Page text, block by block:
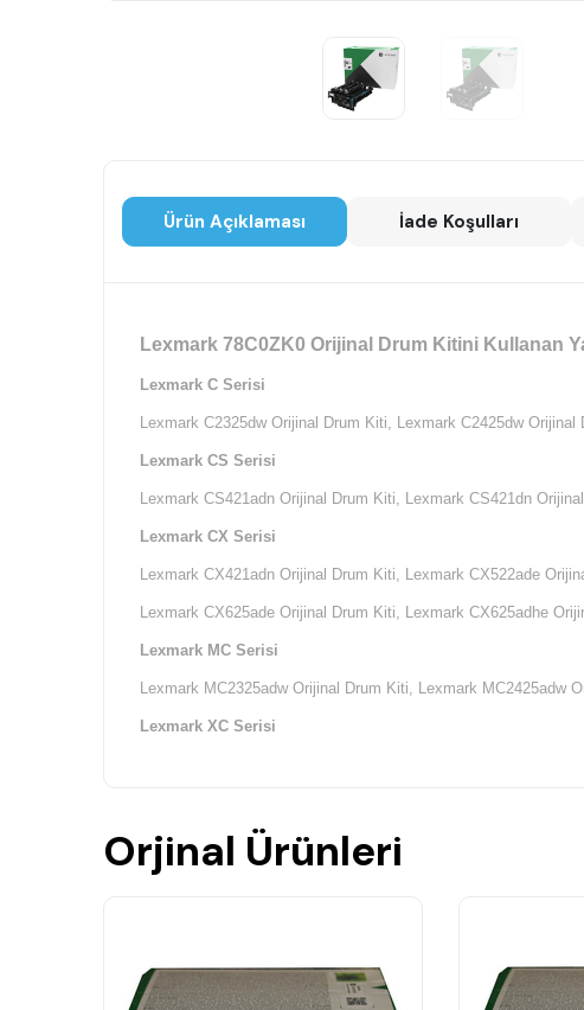
Ürün Açıklaması İade Koşulları
Lexmark 78C0ZK0 Orijinal Drum Kitini Kullanan
Lexmark C Serisi
Lexmark C2325dw Orijinal Drum Kiti, Lexmark C2425dw Orijinal
Lexmark CS Serisi
Lexmark CS421adn Orijinal Drum Kiti, Lexmark CS421dn
Lexmark CX Serisi
Lexmark CX421adn Orijinal Drum Kiti, Lexmark CX522ade
Lexmark CX625ade Orijinal Drum Kiti, Lexmark CX625adhe
Lexmark MC Serisi
Lexmark MC2325adw Orijinal Drum Kiti, Lexmark MC2425adw
Lexmark XC Serisi
Orjinal Ürünleri